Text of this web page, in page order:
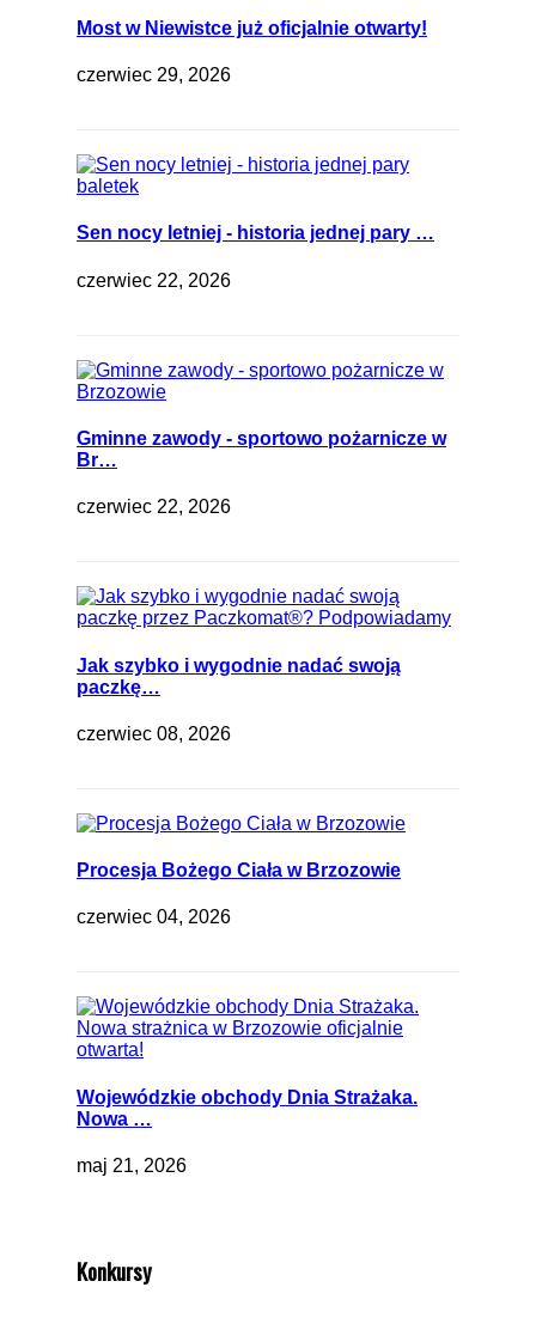
Most w Niewistce już oficjalnie otwarty!
czerwiec 29, 2026
Sen nocy letniej - historia jednej pary …
czerwiec 22, 2026
Gminne zawody - sportowo pożarnicze w
Br…
czerwiec 22, 2026
Jak szybko i wygodnie nadać swoją
paczkę…
czerwiec 08, 2026
Procesja Bożego Ciała w Brzozowie
czerwiec 04, 2026
Wojewódzkie obchody Dnia Strażaka.
Nowa …
maj 21, 2026
Konkursy